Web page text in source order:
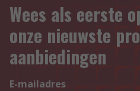
Wees als eerste
onze nieuwste
aanbiedingen
E-mailadres